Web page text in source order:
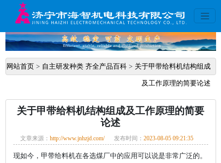
网站首页> 自主研发种类 齐全产品百科> 关于甲带给料机结构组成
及工作原理的简要论述
关于甲带给料机结构组成及工作原理的简要
论述
文章来源： http://www.jnhzjd.com/ 发布时间： 2023-08-05 09:21:35
现如今，甲带给料机在各选煤厂中的应用可以说是非常广泛的。